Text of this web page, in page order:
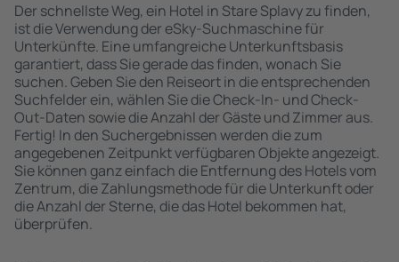
Der schnellste Weg, ein Hotel in Stare Splavy zu finden,
ist die Verwendung der eSky-Suchmaschine für
Unterkünfte. Eine umfangreiche Unterkunftsbasis
garantiert, dass Sie gerade das finden, wonach Sie
suchen. Geben Sie den Reiseort in die entsprechenden
Suchfelder ein, wählen Sie die Check-In- und Check-
Out-Daten sowie die Anzahl der Gäste und Zimmer aus.
Fertig! In den Suchergebnissen werden die zum
angegebenen Zeitpunkt verfügbaren Objekte angezeigt.
Sie können ganz einfach die Entfernung des Hotels vom
Zentrum, die Zahlungsmethode für die Unterkunft oder
die Anzahl der Sterne, die das Hotel bekommen hat,
überprüfen.